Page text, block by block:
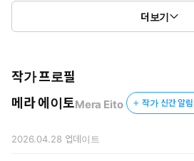
는데?!
과연 두 사람은 무사히 방에서 나갈 수
더보기
작가 프로필
메라 에이토Mera Eito 작가 신간 알림
2026.04.28 업데이트